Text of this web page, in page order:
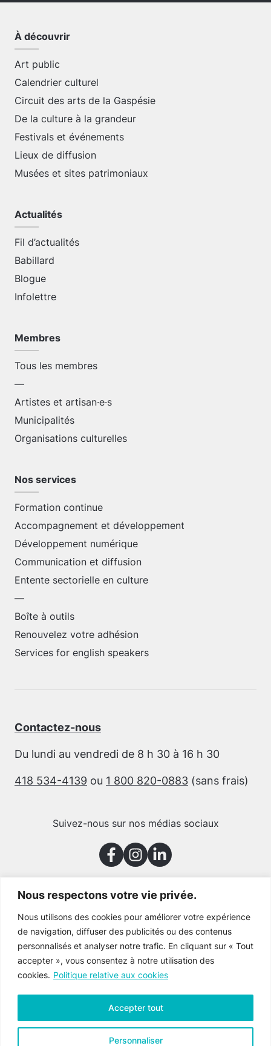
Nous respectons votre vie privée.
Nous utilisons des cookies pour améliorer votre expérience
de navigation, diffuser des publicités ou des contenus
personnalisés et analyser notre trafic. En cliquant sur « Tout
accepter », vous consentez à notre utilisation des
cookies. Politique relative aux cookies
Personnaliser
Accepter tout
À découvrir
Art public
Calendrier culturel
Circuit des arts de la Gaspésie
De la culture à la grandeur
Festivals et événements
Lieux de diffusion
Musées et sites patrimoniaux
Actualités
Fil d’actualités
Babillard
Blogue
Infolettre
Membres
Tous les membres
—
Artistes et artisan·e·s
Municipalités
Organisations culturelles
Nos services
Formation continue
Accompagnement et développement
Développement numérique
Communication et diffusion
Entente sectorielle en culture
—
Boîte à outils
Renouvelez votre adhésion
Services for english speakers
Contactez-nous
Du lundi au vendredi de 8 h 30 à 16 h 30
418 534-4139 ou 1 800 820-0883 (sans frais)
Suivez-nous sur nos médias sociaux
Merci à nos partenaires